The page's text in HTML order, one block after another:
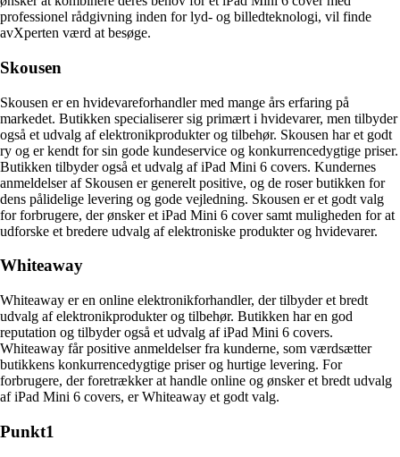
professionel rådgivning inden for lyd- og billedteknologi, vil finde
avXperten værd at besøge.
Skousen
Skousen er en hvidevareforhandler med mange års erfaring på
markedet. Butikken specialiserer sig primært i hvidevarer, men tilbyder
også et udvalg af elektronikprodukter og tilbehør. Skousen har et godt
ry og er kendt for sin gode kundeservice og konkurrencedygtige priser.
Butikken tilbyder også et udvalg af iPad Mini 6 covers. Kundernes
anmeldelser af Skousen er generelt positive, og de roser butikken for
dens pålidelige levering og gode vejledning. Skousen er et godt valg
for forbrugere, der ønsker et iPad Mini 6 cover samt muligheden for at
udforske et bredere udvalg af elektroniske produkter og hvidevarer.
Whiteaway
Whiteaway er en online elektronikforhandler, der tilbyder et bredt
udvalg af elektronikprodukter og tilbehør. Butikken har en god
reputation og tilbyder også et udvalg af iPad Mini 6 covers.
Whiteaway får positive anmeldelser fra kunderne, som værdsætter
butikkens konkurrencedygtige priser og hurtige levering. For
forbrugere, der foretrækker at handle online og ønsker et bredt udvalg
af iPad Mini 6 covers, er Whiteaway et godt valg.
Punkt1